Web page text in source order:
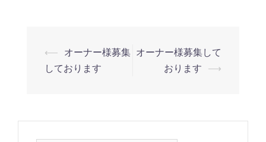
⟵
オーナー様募集
しております
オーナー様募集して
おります
⟶